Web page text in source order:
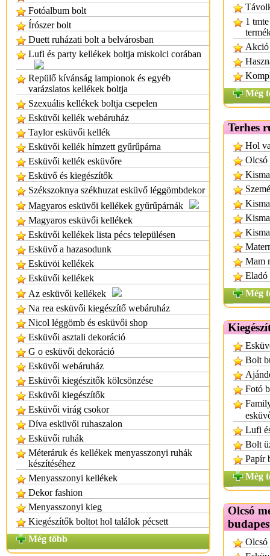
Fotóalbum bolt
Írószer bolt
Duett ruházati bolt a belvárosban
Lufi és party kellékek boltja miskolci corában
Repülő kívánság lampionok és egyéb
varázslatos kellékek boltja
Szexuális kellékek boltja csepelen
Esküvői kellék webáruház
Taylor esküvői kellék
Esküvői kellék hímzett gyűrűpárna
Esküvői kellék esküvőre
Esküvő és kiegészítők
Székszoknya székhuzat esküvő léggömbdekor
Magyaros esküvői kellékek gyűrűpárnák
Magyaros esküvői kellékek
Esküvői kellékek lista pécs településen
Esküvő a hazasodunk
Esküvöi kellékek
Esküvői kellékek
Az esküvői kellékek
Na rea esküvői kiegészítő webáruház
Nicol léggömb és esküvői shop
Esküvői asztali dekoráció
G o esküvői dekoráció
Esküvői webáruház
Esküvői kiegészitők kölcsönzése
Esküvői kiegészítők
Esküvői virág csokor
Díva esküvői ruhaszalon
Esküvői ruhák
Méteráruk és kellékek menyasszonyi ruhák
készítéséhez
Menyasszonyi kellékek
Dekor fashion
Menyasszonyi kieg
Kiegészítők boltot hol találok pécsett
Még több
1
Akció
Még
Terhes
Hol
Olcsó
Mam
Eladó
Még
Bolt
Fotó
Lufi
Bolt
Papír
Még
Olcsó
Olcsó